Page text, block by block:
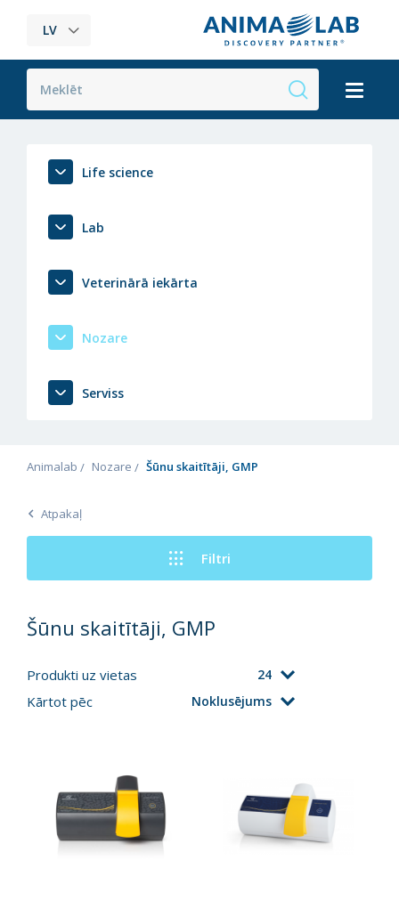
LV
Life science
Lab
Veterinārā iekārta
Nozare
Serviss
Animalab Nozare Šūnu skaitītāji, GMP
Atpakaļ
Filtri
Šūnu skaitītāji, GMP
Produkti uz vietas 24
Kārtot pēc Noklusējums